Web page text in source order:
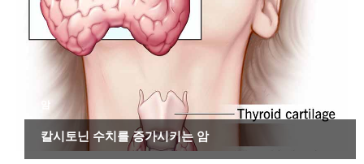
칼시토닌 수치를 증가시키는 암